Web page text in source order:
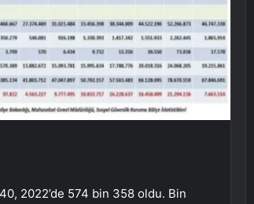
2022’de 574 bin 358 oldu. Bin